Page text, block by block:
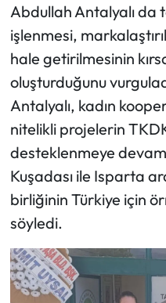
Abdullah Antalyalı da
işlenmesi,
hale getirilmesinin
oluşturduğunu
Antalyalı, kadın
nitelikli projelerin
desteklenmeye
Kuşadası ile Isparta
birliğinin Türkiye için
söyledi.